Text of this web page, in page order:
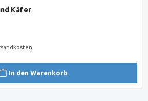
Käfer
In den Warenkorb